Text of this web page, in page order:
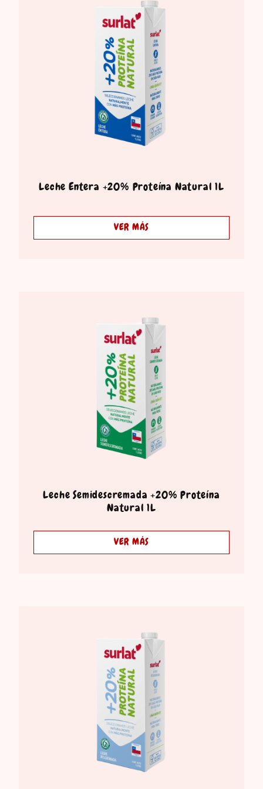
Leche Entera +20% Proteína Natural 1L
VER MÁS
Leche Semidescremada +20% Proteína
Natural 1L
VER MÁS